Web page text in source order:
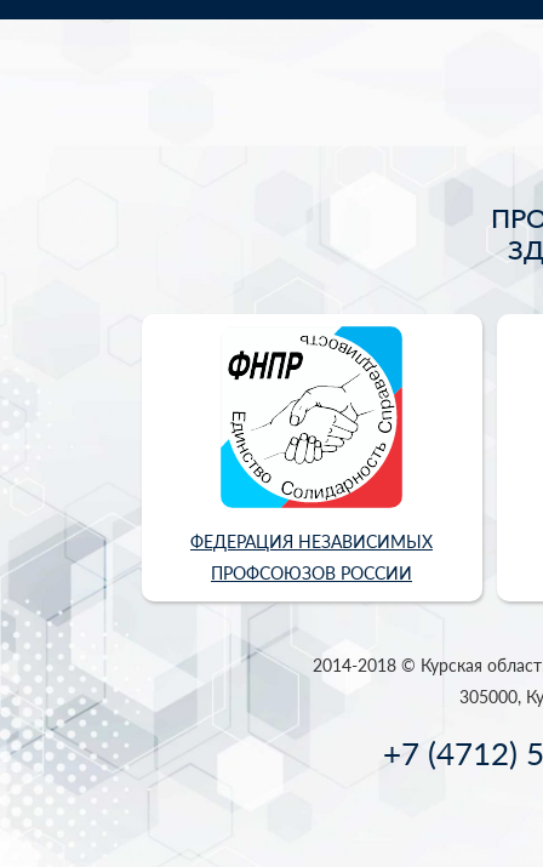
ФЕДЕРАЦИЯ НЕЗАВИСИМЫХ
ПРОФСОЮЗОВ РОССИИ
2014-2018 © Курская
305000,
+7 (4712)